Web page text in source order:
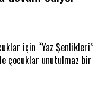
için “Yaz Şenlikleri”
çocuklar unutulmaz bir